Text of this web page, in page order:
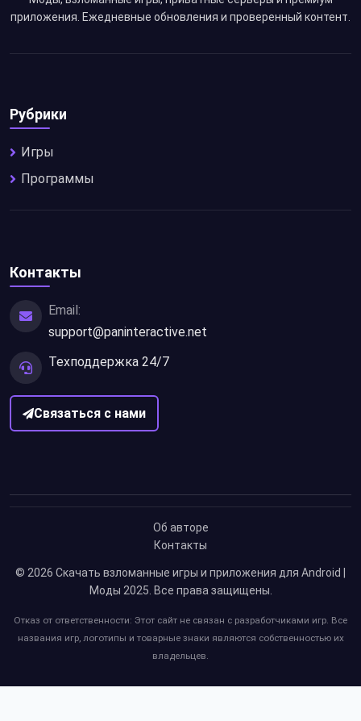
приложения. Ежедневные обновления и проверенный контент.
Рубрики
Игры
Программы
Контакты
Email:
support@paninteractive.net
Техподдержка 24/7
Связаться с нами
Об авторе
Контакты
© 2026 Скачать взломанные игры и приложения для Android |
Моды 2025. Все права защищены.
Отказ от ответственности: Этот сайт не связан с разработчиками игр. Все
названия игр, логотипы и товарные знаки являются собственностью их
владельцев.